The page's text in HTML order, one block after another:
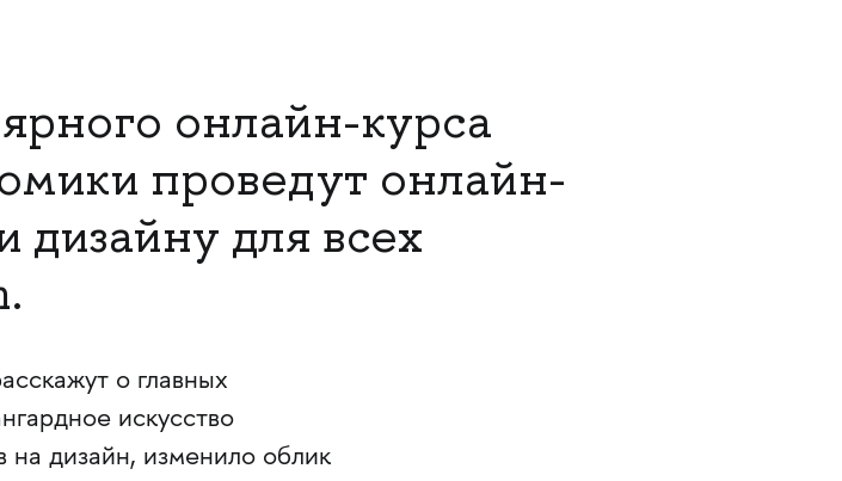
онлайн-курса
проведут онлайн-
дизайну для всех
о главных
искусство
на дизайн, изменило облик